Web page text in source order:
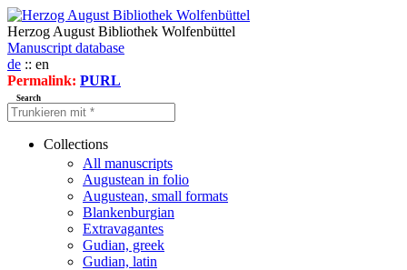
Herzog August Bibliothek Wolfenbüttel
Manuscript database
de :: en
Permalink: PURL
Search
Collections
All manuscripts
Augustean in folio
Augustean, small formats
Blankenburgian
Extravagantes
Gudian, greek
Gudian, latin